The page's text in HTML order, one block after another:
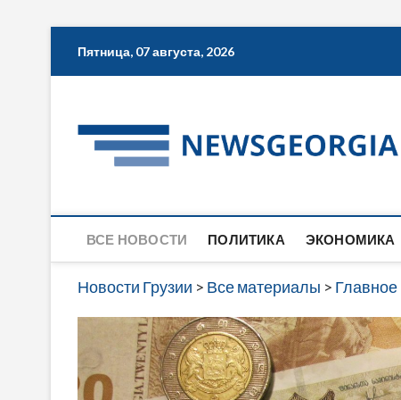
Пятница, 07 августа, 2026
ВСЕ НОВОСТИ ПОЛИТИКА ЭКОНОМИКА
Новости Грузии > Все материалы > Главное